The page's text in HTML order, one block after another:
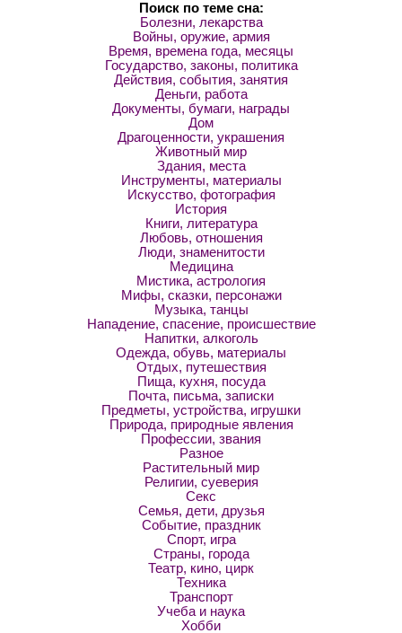
Поиск по теме сна:
Болезни, лекарства
Войны, оружие, армия
Время, времена года, месяцы
Государство, законы, политика
Действия, события, занятия
Деньги, работа
Документы, бумаги, награды
Дом
Драгоценности, украшения
Животный мир
Здания, места
Инструменты, материалы
Искусство, фотография
История
Книги, литература
Любовь, отношения
Люди, знаменитости
Медицина
Мистика, астрология
Мифы, сказки, персонажи
Музыка, танцы
Нападение, спасение, происшествие
Напитки, алкоголь
Одежда, обувь, материалы
Отдых, путешествия
Пища, кухня, посуда
Почта, письма, записки
Предметы, устройства, игрушки
Природа, природные явления
Профессии, звания
Разное
Растительный мир
Религии, суеверия
Секс
Семья, дети, друзья
Событие, праздник
Спорт, игра
Страны, города
Театр, кино, цирк
Техника
Транспорт
Учеба и наука
Хобби